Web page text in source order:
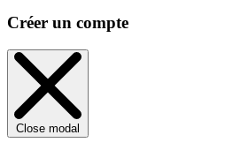
Créer un compte
Close modal